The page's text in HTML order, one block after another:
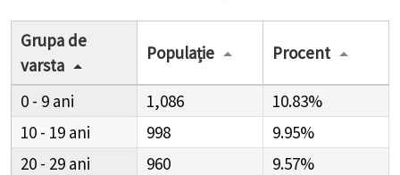
Grupa de
varsta
Populație Procent
0 - 9 1,086
10.83%
10 - 19
998
9.95%
20 - 29
960
9.57%